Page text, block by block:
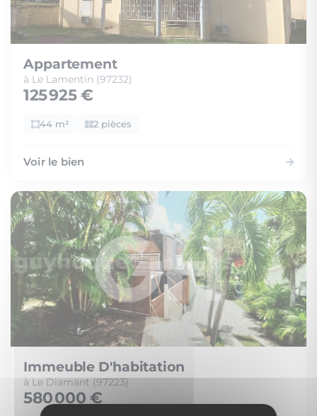
Appartement
à Le Lamentin (97232)
125 925 €
44 m² 2 pièces
Voir le bien
Immeuble D'habitation
à Le Diamant (97223)
580 000 €